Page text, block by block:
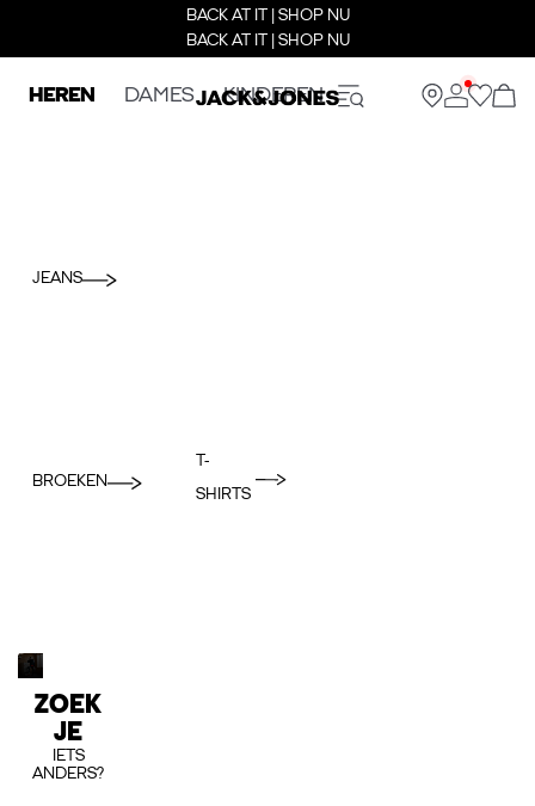
BACK AT IT | SHOP NU
BACK AT IT | SHOP NU
HEREN DAMES KINDEREN
JEANS
BROEKEN
T-
SHIRTS
ZOEK
JE
IETS
ANDERS?